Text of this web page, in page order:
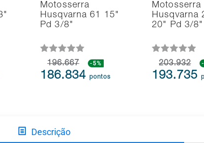
Motosserra
Husqvarna 61 15"
Pd 3/8"
196.667 -5%
186.834pontos
Motosserra
Husqvarna
20" Pd 3/8"
203.932
193.735
Descrição